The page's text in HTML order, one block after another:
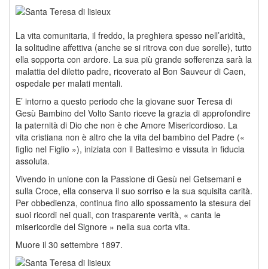
La vita comunitaria, il freddo, la preghiera spesso nell’aridità,
la solitudine affettiva (anche se si ritrova con due sorelle), tutto
ella sopporta con ardore. La sua più grande sofferenza sarà la
malattia del diletto padre, ricoverato al Bon Sauveur di Caen,
ospedale per malati mentali.
E’ intorno a questo periodo che la giovane suor Teresa di
Gesù Bambino del Volto Santo riceve la grazia di approfondire
la paternità di Dio che non è che Amore Misericordioso. La
vita cristiana non è altro che la vita del bambino del Padre («
figlio nel Figlio »), iniziata con il Battesimo e vissuta in fiducia
assoluta.
Vivendo in unione con la Passione di Gesù nel Getsemani e
sulla Croce, ella conserva il suo sorriso e la sua squisita carità.
Per obbedienza, continua fino allo spossamento la stesura dei
suoi ricordi nei quali, con trasparente verità, « canta le
misericordie del Signore » nella sua corta vita.
Muore il 30 settembre 1897.